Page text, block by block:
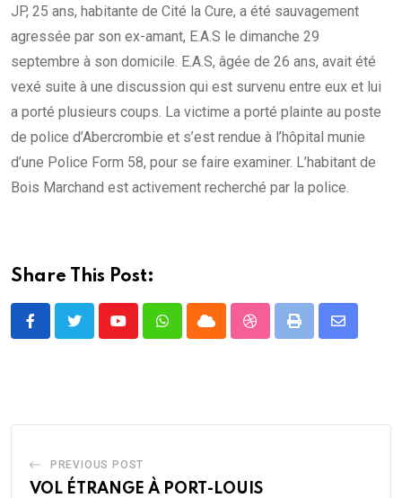
JP, 25 ans, habitante de Cité la Cure, a été sauvagement
agressée par son ex-amant, E.A.S le dimanche 29
septembre à son domicile. E.A.S, âgée de 26 ans, avait été
vexé suite à une discussion qui est survenu entre eux et lui
a porté plusieurs coups. La victime a porté plainte au poste
de police d’Abercrombie et s’est rendue à l’hôpital munie
d’une Police Form 58, pour se faire examiner. L’habitant de
Bois Marchand est activement recherché par la police.
Share This Post:
YoutubeWhatsappCloud StumbleUpon
Print
Share
PREVIOUS POST
VOL ÉTRANGE À PORT-LOUIS